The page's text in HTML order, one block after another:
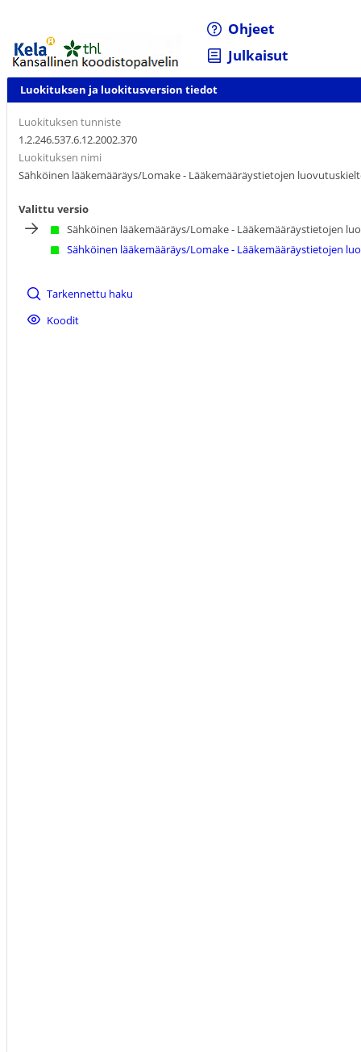
Ohjeet
Julkaisut
Luokituksen ja luokitusversion tiedot
Luokituksen tunniste
1.2.246.537.6.12.2002.370
Luokituksen nimi
Sähköinen lääkemääräys/Lomake - Lääkemääräystietojen
Valittu versio
Sähköinen lääkemääräys/Lomake - Lääkemääräystietojen
Sähköinen lääkemääräys/Lomake - Lääkemääräystietojen
Tarkennettu haku
Koodit